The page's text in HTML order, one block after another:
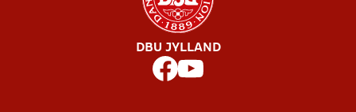
DBU JYLLAND